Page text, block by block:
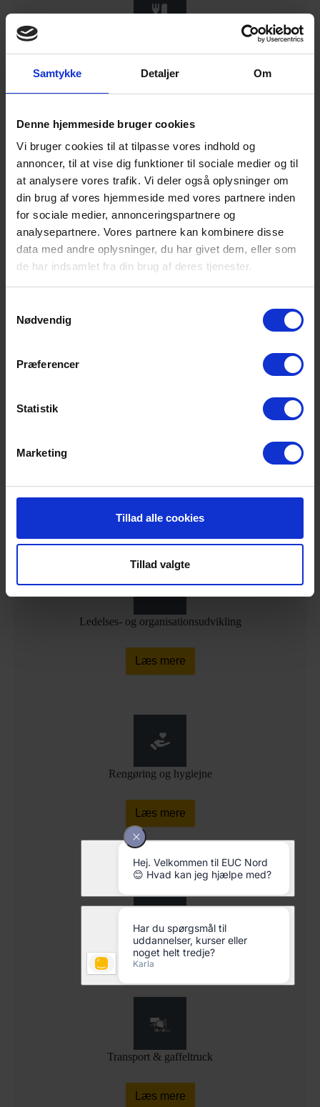
Samtykke Detaljer Om
Denne hjemmeside bruger cookies
Vi bruger cookies til at tilpasse vores indhold og
annoncer, til at vise dig funktioner til sociale medier og til
at analysere vores trafik. Vi deler også oplysninger om
din brug af vores hjemmeside med vores partnere inden
for sociale medier, annonceringspartnere og
analysepartnere. Vores partnere kan kombinere disse
data med andre oplysninger, du har givet dem, eller som
de har indsamlet fra din brug af deres tjenester.
Nødvendig
Præferencer
Statistik
Marketing
Tillad alle cookies
Tillad valgte
Insights Discovery - Personprofil
Læs mere
Læs mere
Ledelses- og organisationsudvikling
Læs mere
Rengøring og hygiejne
Læs mere
Læs mere
Transport & gaffeltruck
Læs mere